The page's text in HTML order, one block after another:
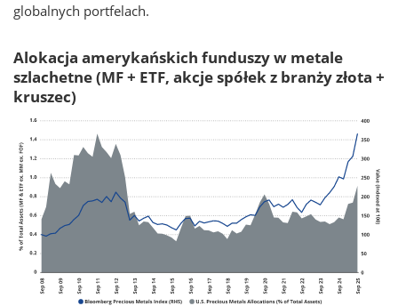
globalnych portfelach.
Alokacja amerykańskich funduszy w metale
szlachetne (MF + ETF, akcje spółek z branży złota +
kruszec)